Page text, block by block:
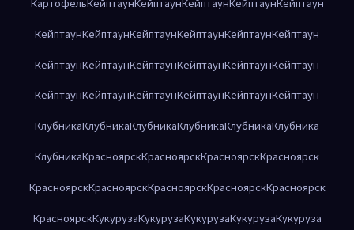
КейптаунКейптаунКейптаунКейптаунКейптаунКейптаун
КейптаунКейптаунКейптаунКейптаунКейптаунКейптаун
КейптаунКейптаунКейптаунКейптаунКейптаунКейптаун
КлубникаКлубникаКлубникаКлубникаКлубникаКлубника
КлубникаКрасноярскКрасноярскКрасноярскКрасноярск
КрасноярскКрасноярскКрасноярскКрасноярскКрасноярск
КрасноярскКукурузаКукурузаКукурузаКукурузаКукуруза